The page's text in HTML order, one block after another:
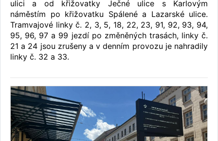
ulici a od křižovatky Ječné ulice s Karlovým
náměstím po křižovatku Spálené a Lazarské ulice.
Tramvajové linky č. 2, 3, 5, 18, 22, 23, 91, 92, 93, 94,
95, 96, 97 a 99 jezdí po změněných trasách, linky č.
21 a 24 jsou zrušeny a v denním provozu je nahradily
linky č. 32 a 33.